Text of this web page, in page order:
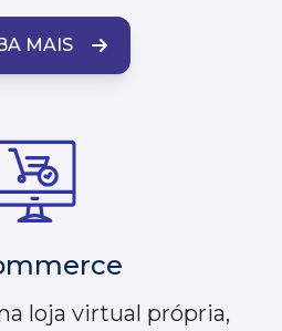
MAIS
loja virtual própria,